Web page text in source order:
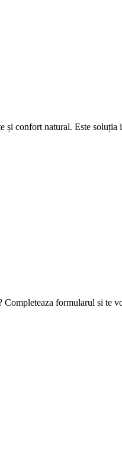
confort natural. Este
formularul si te